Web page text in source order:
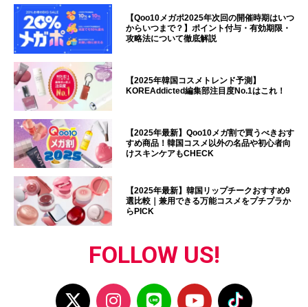
【Qoo10メガポ2025年次回の開催時期はいつ
からいつまで？】ポイント付与・有効期限・
攻略法について徹底解説
【2025年韓国コスメトレンド予測】
KOREAddicted編集部注目度No.1はこれ！
【2025年最新】Qoo10メガ割で買うべきおす
すめ商品！韓国コスメ以外の名品や初心者向
けスキンケアもCHECK
【2025年最新】韓国リップチークおすすめ9
選比較｜兼用できる万能コスメをプチプラか
らPICK
FOLLOW US!